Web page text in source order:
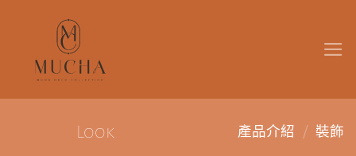
content
Look 產品介紹 / 裝飾